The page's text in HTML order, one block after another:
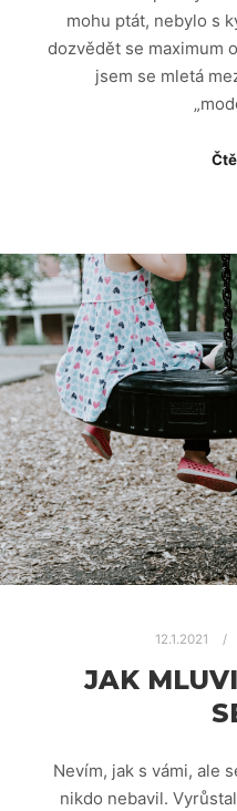
mohu ptát, nebylo s
dozvědět se maximum
jsem se mletá
12.1.2021
JAK
Nevím, jak s vámi, ale
nikdo nebavil.